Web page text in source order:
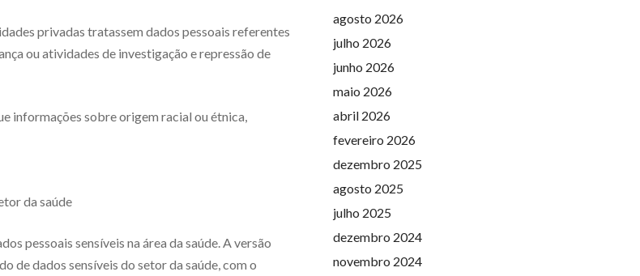
privadas tratassem dados pessoais referentes
ou atividades de investigação e repressão de
informações sobre origem racial ou étnica,
da saúde
pessoais sensíveis na área da saúde. A versão
de dados sensíveis do setor da saúde, com o
agosto 2026
julho 2026
junho 2026
maio 2026
abril 2026
fevereiro 2026
dezembro 2025
agosto 2025
julho 2025
dezembro 2024
novembro 2024